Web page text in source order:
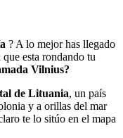
? A lo mejor has llegado
esta rondando tu
Vilnius?
de Lituania, un país
y a orillas del mar
te lo sitúo en el mapa